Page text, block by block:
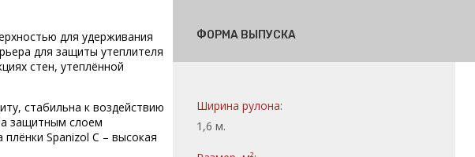
для удерживания
для защиты утеплителя
стен, утеплённой
стабильна к воздействию
защитным слоем
Spanizol С – высокая
ФОРМА ВЫПУСКА
Ширина рулона:
1,6 м.